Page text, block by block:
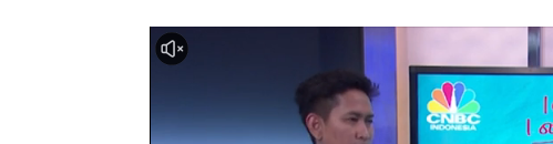
Jakarta, CNBC Indonesia-Utang menjadi salah
setiap orang, namun menurut Perencana
modal menjadi kaya dengan catatan utang yang
usaha dan modal kerja.